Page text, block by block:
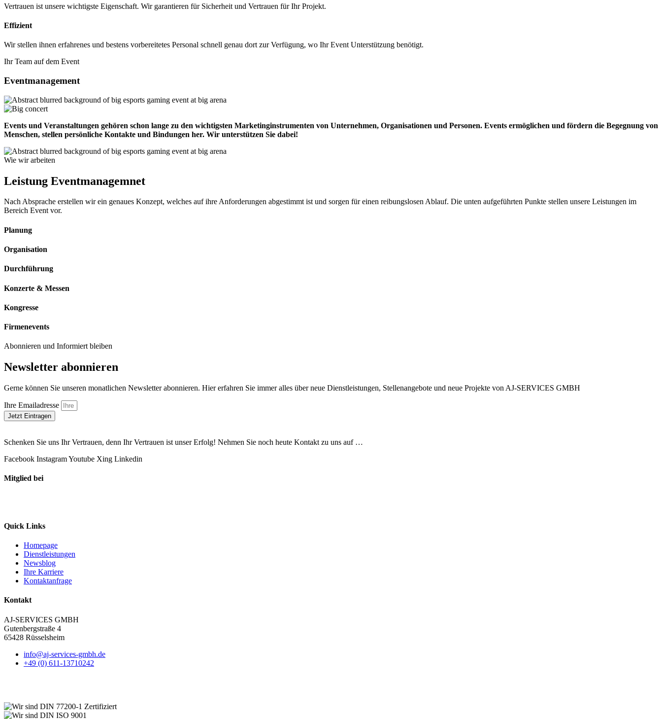
Vertrauen ist unsere wichtigste Eigenschaft. Wir garantieren für Sicherheit und Vertrauen für Ihr Projekt.
Effizient
Wir stellen ihnen erfahrenes und bestens vorbereitetes Personal schnell genau dort zur Verfügung, wo Ihr Event Unterstützung benötigt.
Ihr Team auf dem Event
Eventmanagement
Events und Veranstaltungen gehören schon lange zu den wichtigsten Marketinginstrumenten von Unternehmen, Organisationen und Personen. Events ermöglichen und fördern die Begegnung von
Menschen, stellen persönliche Kontakte und Bindungen her. Wir unterstützen Sie dabei!
Wie wir arbeiten
Leistung Eventmanagemnet
Nach Absprache erstellen wir ein genaues Konzept, welches auf ihre Anforderungen abgestimmt ist und sorgen für einen reibungslosen Ablauf. Die unten aufgeführten Punkte stellen unsere Leistungen im
Bereich Event vor.
Planung
Organisation
Durchführung
Konzerte & Messen
Kongresse
Firmenevents
Abonnieren und Informiert bleiben
Newsletter abonnieren
Gerne können Sie unseren monatlichen Newsletter abonnieren. Hier erfahren Sie immer alles über neue Dienstleistungen, Stellenangebote und neue Projekte von AJ-SERVICES GMBH
Ihre Emailadresse
Jetzt Eintragen
Schenken Sie uns Ihr Vertrauen, denn Ihr Vertrauen ist unser Erfolg! Nehmen Sie noch heute Kontakt zu uns auf …
Facebook InstagramYoutube Xing Linkedin
Mitglied bei
Quick Links
Homepage
Dienstleistungen
Newsblog
Ihre Karriere
Kontaktanfrage
Kontakt
AJ-SERVICES GMBH
Gutenbergstraße 4
65428 Rüsselsheim
info@aj-services-gmbh.de
+49 (0) 611-13710242